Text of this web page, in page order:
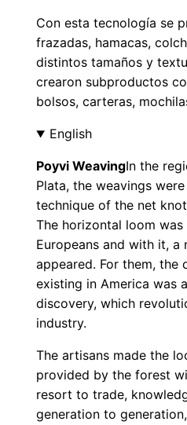
Con esta tecnología se
frazadas, hamacas,
distintos tamaños y
crearon subproductos
bolsos, carteras,
English
Poyvi WeavingIn the
Plata, the weavings
technique of the net
The horizontal loom
Europeans and with it, a
appeared. For them,
existing in America was
discovery, which
industry.
The artisans made the
provided by the forest
resort to trade,
generation to